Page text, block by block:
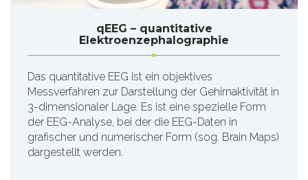
qEEG – quantitative
Elektroenzephalographie
Das quantitative EEG ist ein objektives
Messverfahren zur Darstellung der Gehirnaktivität in
3-dimensionaler Lage. Es ist eine spezielle Form
der EEG-Analyse, bei der die EEG-Daten in
grafischer und numerischer Form (sog. Brain Maps)
dargestellt werden.